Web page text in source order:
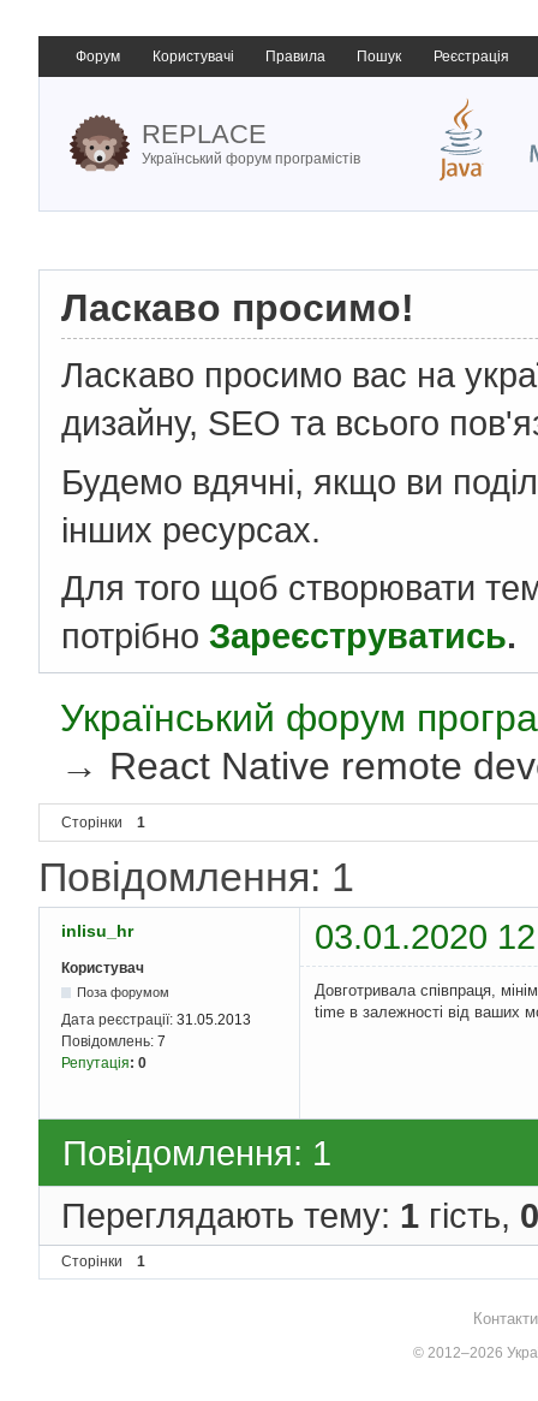
Форум Користувачі Правила Пошук Реєстрація
REPLACE
Український форум програмістів
Ласкаво просимо!
Ласкаво просимо вас на
дизайну, SEO та всього
Будемо вдячні, якщо ви
інших ресурсах.
Для того щоб створювати
потрібно Зареєструватись.
Український форум
→ React Native remote
Сторінки 1
Повідомлення: 1
inlisu_hr 03.01.2020
Користувач
Поза форумом
Дата реєстрації: 31.05.2013
Повідомлень: 7
Репутація: 0
Довготривала співпраця,
time в залежності від ваших
Повідомлення: 1
Переглядають тему: 1 гість, 0
Сторінки 1
© 2012–2026